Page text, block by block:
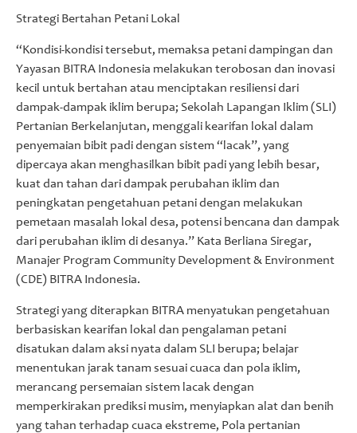
Strategi Bertahan Petani Lokal
“Kondisi-kondisi tersebut, memaksa petani dampingan dan
Yayasan BITRA Indonesia melakukan terobosan dan inovasi
kecil untuk bertahan atau menciptakan resiliensi dari
dampak-dampak iklim berupa; Sekolah Lapangan Iklim (SLI)
Pertanian Berkelanjutan, menggali kearifan lokal dalam
penyemaian bibit padi dengan sistem “lacak”, yang
dipercaya akan menghasilkan bibit padi yang lebih besar,
kuat dan tahan dari dampak perubahan iklim dan
peningkatan pengetahuan petani dengan melakukan
pemetaan masalah lokal desa, potensi bencana dan dampak
dari perubahan iklim di desanya.” Kata Berliana Siregar,
Manajer Program Community Development & Environment
(CDE) BITRA Indonesia.
Strategi yang diterapkan BITRA menyatukan pengetahuan
berbasiskan kearifan lokal dan pengalaman petani
disatukan dalam aksi nyata dalam SLI berupa; belajar
menentukan jarak tanam sesuai cuaca dan pola iklim,
merancang persemaian sistem lacak dengan
memperkirakan prediksi musim, menyiapkan alat dan benih
yang tahan terhadap cuaca ekstreme, Pola pertanian